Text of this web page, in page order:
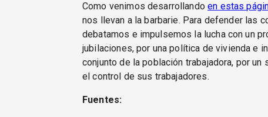
Como venimos desarrollandoen estas
nos llevan a la barbarie. Para defender las
debatamos e impulsemos la lucha con un
jubilaciones, por una política de vivienda e
conjunto de la población trabajadora, por
el control de sus trabajadores.
Fuentes: